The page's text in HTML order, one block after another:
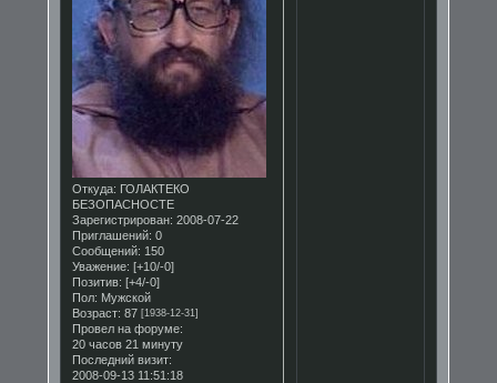
Откуда: ГОЛАКТЕКО
БЕЗОПАСНОСТЕ
Зарегистрирован: 2008-07-22
Приглашений: 0
Сообщений: 150
Уважение: [+10/-0]
Позитив: [+4/-0]
Пол: Мужской
Возраст: 87[1938-12-31]
Провел на форуме:
20 часов 21 минуту
Последний визит:
2008-09-13 11:51:18